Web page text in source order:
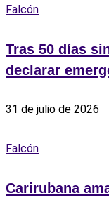
Falcón
Tras 50 días
declarar
31 de julio de 2026
Falcón
‎Carirubana